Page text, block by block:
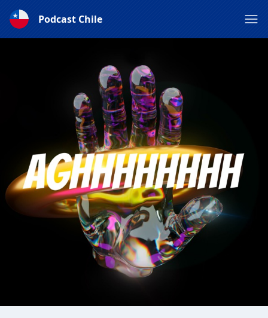
Podcast Chile